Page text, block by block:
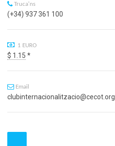
Truca'ns
(+34) 937 361 100
1 EURO
$ 1.15 *
Email
clubinternacionalitzacio@cecot.org